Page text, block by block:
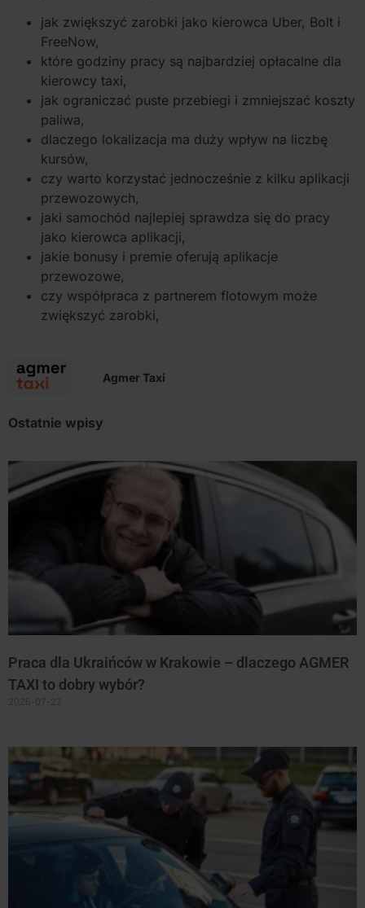
jak zwiększyć zarobki jako kierowca Uber, Bolt i
FreeNow,
które godziny pracy są najbardziej opłacalne dla
kierowcy taxi,
jak ograniczać puste przebiegi i zmniejszać koszty
paliwa,
dlaczego lokalizacja ma duży wpływ na liczbę
kursów,
czy warto korzystać jednocześnie z kilku aplikacji
przewozowych,
jaki samochód najlepiej sprawdza się do pracy
jako kierowca aplikacji,
jakie bonusy i premie oferują aplikacje
przewozowe,
czy współpraca z partnerem flotowym może
zwiększyć zarobki,
Agmer Taxi
Ostatnie wpisy
Praca dla Ukraińców w Krakowie – dlaczego AGMER
TAXI to dobry wybór?